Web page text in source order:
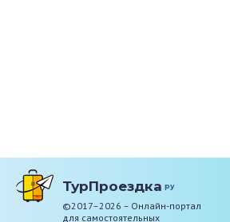
ТурПроездка ру
©2017–2026 – Онлайн-портал
для самостоятельных